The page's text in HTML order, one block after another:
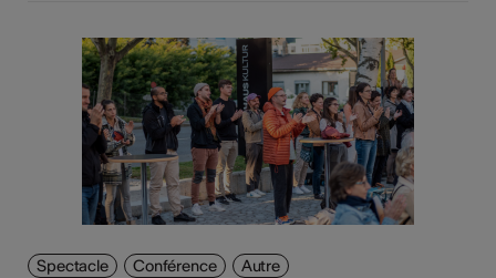
Spectacle Conférence Autre